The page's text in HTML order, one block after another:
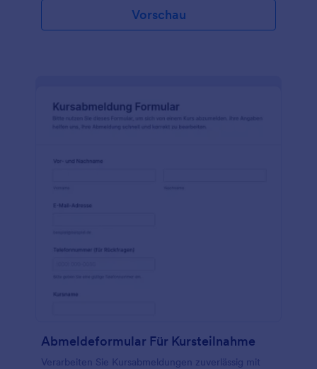
Vorschau
Abmeldeformular Für Kursteilnahme
Verarbeiten Sie Kursabmeldungen zuverlässig mit